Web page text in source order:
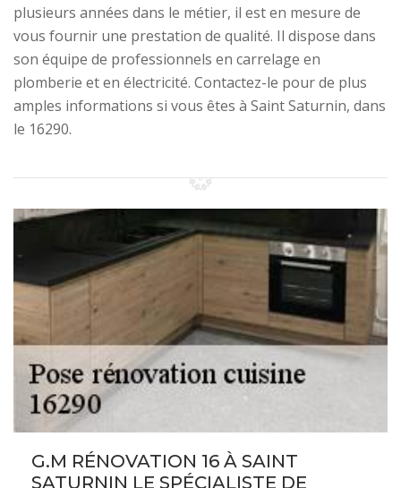
plusieurs années dans le métier, il est en mesure de
vous fournir une prestation de qualité. Il dispose dans
son équipe de professionnels en carrelage en
plomberie et en électricité. Contactez-le pour de plus
amples informations si vous êtes à Saint Saturnin, dans
le 16290.
G.M RÉNOVATION 16 À SAINT
SATURNIN LE SPÉCIALISTE DE